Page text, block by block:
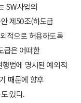
SW사업의
제50조(하도급
적으로 허용하도록
급은 어떠한
법에 명시된 예외적
때문에 향후
있다.